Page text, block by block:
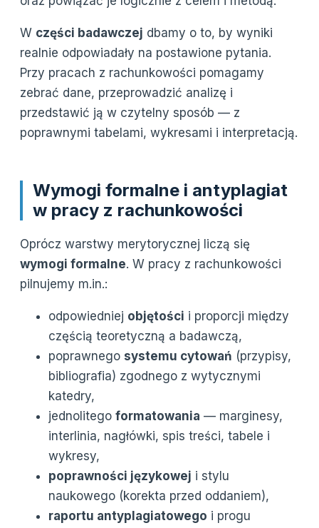
W części badawczej dbamy o to, by wyniki
realnie odpowiadały na postawione pytania.
Przy pracach z rachunkowości pomagamy
zebrać dane, przeprowadzić analizę i
przedstawić ją w czytelny sposób — z
poprawnymi tabelami, wykresami i interpretacją.
Wymogi formalne i antyplagiat
w pracy z rachunkowości
Oprócz warstwy merytorycznej liczą się
wymogi formalne. W pracy z rachunkowości
pilnujemy m.in.:
odpowiedniej objętości i proporcji między
częścią teoretyczną a badawczą,
poprawnego systemu cytowań (przypisy,
bibliografia) zgodnego z wytycznymi
katedry,
jednolitego formatowania — marginesy,
interlinia, nagłówki, spis treści, tabele i
wykresy,
poprawności językowej i stylu
naukowego (korekta przed oddaniem),
raportu antyplagiatowego i progu